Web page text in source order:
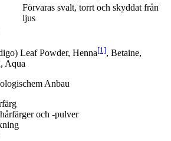
Förvaras svalt, torrt och skyddat från
ljus
Leaf Powder, Henna[1], Betaine,
Aqua
Anbau
och -pulver